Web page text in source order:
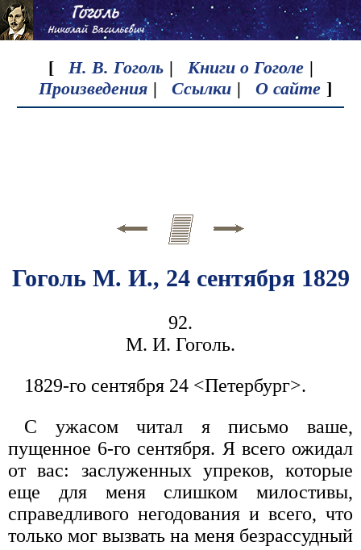
[ Н. В. Гоголь | Книги о Гоголе |
Произведения | Ссылки | О сайте ]
Гоголь М. И., 24 сентября 1829
92.
М. И. Гоголь.
1829-го сентября 24 <Петербург>.
С ужасом читал я письмо ваше,
пущенное 6-го сентября. Я всего ожидал
от вас: заслуженных упреков, которые
еще для меня слишком милостивы,
справедливого негодования и всего, что
только мог вызвать на меня безрассудный